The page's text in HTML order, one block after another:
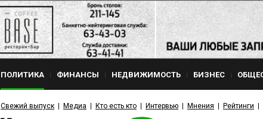
ПОЛИТИКА ФИНАНСЫ НЕДВИЖИМОСТЬ БИЗНЕС
Свежий выпуск Медиа Кто есть кто Интервью Мнения Рейтинги